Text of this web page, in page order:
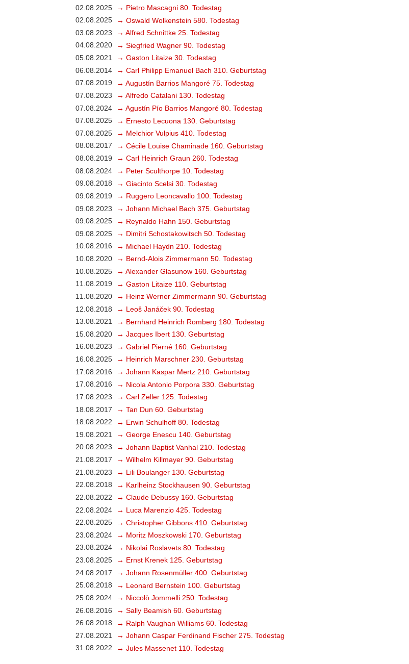
02.08.2025
→ Pietro Mascagni 80. Todestag
02.08.2025
→ Oswald Wolkenstein 580. Todestag
03.08.2023
→ Alfred Schnittke 25. Todestag
04.08.2020
→ Siegfried Wagner 90. Todestag
05.08.2021
→ Gaston Litaize 30. Todestag
06.08.2014
→ Carl Philipp Emanuel Bach 310. Geburtstag
07.08.2019
→ Augustín Barrios Mangoré 75. Todestag
07.08.2023
→ Alfredo Catalani 130. Todestag
07.08.2024
→ Agustín Pío Barrios Mangoré 80. Todestag
07.08.2025
→ Ernesto Lecuona 130. Geburtstag
07.08.2025
→ Melchior Vulpius 410. Todestag
08.08.2017
→ Cécile Louise Chaminade 160. Geburtstag
08.08.2019
→ Carl Heinrich Graun 260. Todestag
08.08.2024
→ Peter Sculthorpe 10. Todestag
09.08.2018
→ Giacinto Scelsi 30. Todestag
09.08.2019
→ Ruggero Leoncavallo 100. Todestag
09.08.2023
→ Johann Michael Bach 375. Geburtstag
09.08.2025
→ Reynaldo Hahn 150. Geburtstag
09.08.2025
→ Dimitri Schostakowitsch 50. Todestag
10.08.2016
→ Michael Haydn 210. Todestag
10.08.2020
→ Bernd-Alois Zimmermann 50. Todestag
10.08.2025
→ Alexander Glasunow 160. Geburtstag
11.08.2019
→ Gaston Litaize 110. Geburtstag
11.08.2020
→ Heinz Werner Zimmermann 90. Geburtstag
12.08.2018
→ Leoš Janáček 90. Todestag
13.08.2021
→ Bernhard Heinrich Romberg 180. Todestag
15.08.2020
→ Jacques Ibert 130. Geburtstag
16.08.2023
→ Gabriel Pierné 160. Geburtstag
16.08.2025
→ Heinrich Marschner 230. Geburtstag
17.08.2016
→ Johann Kaspar Mertz 210. Geburtstag
17.08.2016
→ Nicola Antonio Porpora 330. Geburtstag
17.08.2023
→ Carl Zeller 125. Todestag
18.08.2017
→ Tan Dun 60. Geburtstag
18.08.2022
→ Erwin Schulhoff 80. Todestag
19.08.2021
→ George Enescu 140. Geburtstag
20.08.2023
→ Johann Baptist Vanhal 210. Todestag
21.08.2017
→ Wilhelm Killmayer 90. Geburtstag
21.08.2023
→ Lili Boulanger 130. Geburtstag
22.08.2018
→ Karlheinz Stockhausen 90. Geburtstag
22.08.2022
→ Claude Debussy 160. Geburtstag
22.08.2024
→ Luca Marenzio 425. Todestag
22.08.2025
→ Christopher Gibbons 410. Geburtstag
23.08.2024
→ Moritz Moszkowski 170. Geburtstag
23.08.2024
→ Nikolai Roslavets 80. Todestag
23.08.2025
→ Ernst Krenek 125. Geburtstag
24.08.2017
→ Johann Rosenmüller 400. Geburtstag
25.08.2018
→ Leonard Bernstein 100. Geburtstag
25.08.2024
→ Niccolò Jommelli 250. Todestag
26.08.2016
→ Sally Beamish 60. Geburtstag
26.08.2018
→ Ralph Vaughan Williams 60. Todestag
27.08.2021
→ Johann Caspar Ferdinand Fischer 275. Todestag
31.08.2022
→ Jules Massenet 110. Todestag